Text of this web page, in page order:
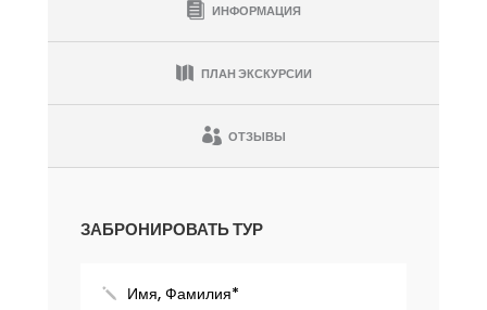
ИНФОРМАЦИЯ
ПЛАН ЭКСКУРСИИ
ОТЗЫВЫ
ЗАБРОНИРОВАТЬ ТУР